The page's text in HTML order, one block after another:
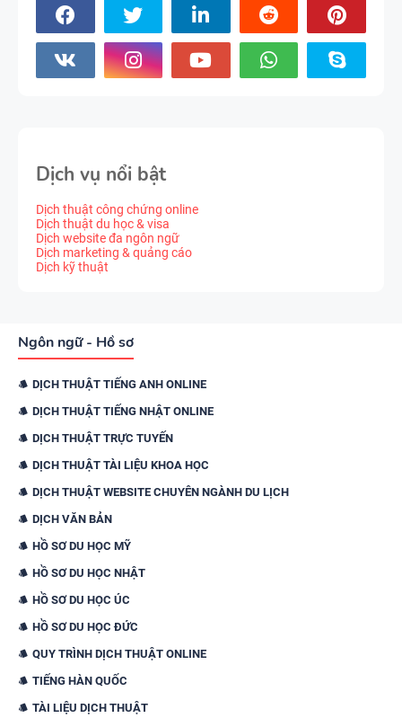
Dịch vụ nổi bật
Dịch thuật công chứng online
Dịch thuật du học & visa
Dịch website đa ngôn ngữ
Dịch marketing & quảng cáo
Dịch kỹ thuật
Ngôn ngữ - Hồ sơ
DỊCH THUẬT TIẾNG ANH ONLINE
DỊCH THUẬT TIẾNG NHẬT ONLINE
DỊCH THUẬT TRỰC TUYẾN
DỊCH THUẬT TÀI LIỆU KHOA HỌC
DỊCH THUẬT WEBSITE CHUYÊN NGÀNH DU LỊCH
DỊCH VĂN BẢN
HỒ SƠ DU HỌC MỸ
HỒ SƠ DU HỌC NHẬT
HỒ SƠ DU HỌC ÚC
HỒ SƠ DU HỌC ĐỨC
QUY TRÌNH DỊCH THUẬT ONLINE
TIẾNG HÀN QUỐC
TÀI LIỆU DỊCH THUẬT